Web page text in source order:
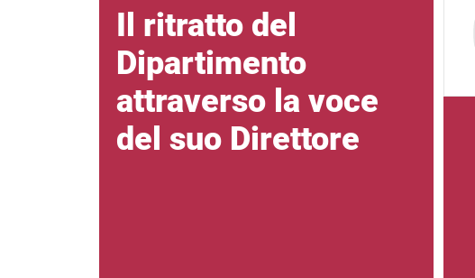
Il ritratto del
Dipartimento
attraverso la voce
del suo Direttore